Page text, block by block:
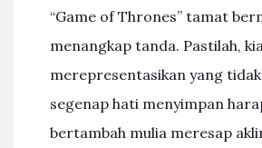
“Game of Thrones” tamat
menangkap tanda. Pastilah,
merepresentasikan yang
segenap hati menyimpan
bertambah mulia meresap